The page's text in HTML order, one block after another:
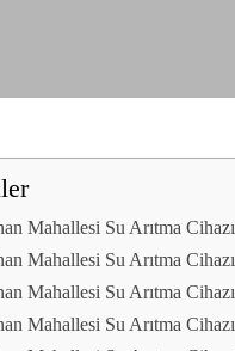
Mahallesi Su Arıtma
Mahallesi Su Arıtma Cihazı
Mahallesi Su Arıtma
Mahallesi Su Arıtma